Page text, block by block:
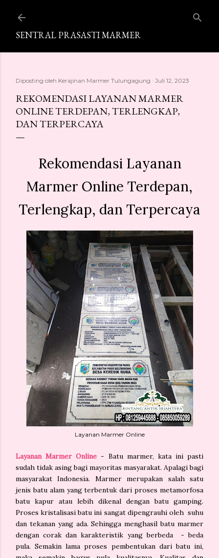
SENTRAL PRASASTI MARMER
Diposting oleh Kerajinan Marmer Tulungagung Juli 12, 2023
REKOMENDASI LAYANAN MARMER
ONLINE TERDEPAN, TERLENGKAP,
DAN TERPERCAYA
Rekomendasi Layanan
Marmer Online Terdepan,
Terlengkap, dan Terpercaya
Layanan Marmer Online
Layanan Marmer Online - Batu marmer, kata ini pasti
sudah tidak asing bagi mayoritas masyarakat. Apalagi bagi
masyarakat Indonesia. Marmer merupakan salah satu
jenis batu alam yang terbentuk dari proses metamorfosa
batu kapur atau lebih dikenal dengan batu gamping.
Proses kristalisasi batu ini sangat dipengrauhi oleh suhu
dan tekanan yang ada. Sehingga menghasil batu marmer
dengan corak dan karakteristik yang berbeda - beda
pula. Semakin lama proses pembentukan dari batu ini,